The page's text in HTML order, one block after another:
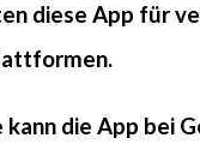
diese App für
die App bei